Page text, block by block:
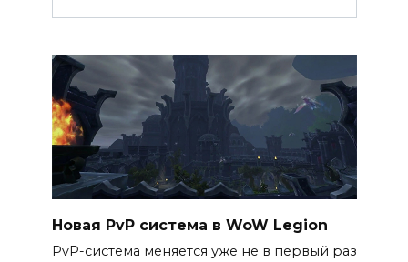
Новая PvP система в WoW Legion
PvP-система меняется уже не в первый раз